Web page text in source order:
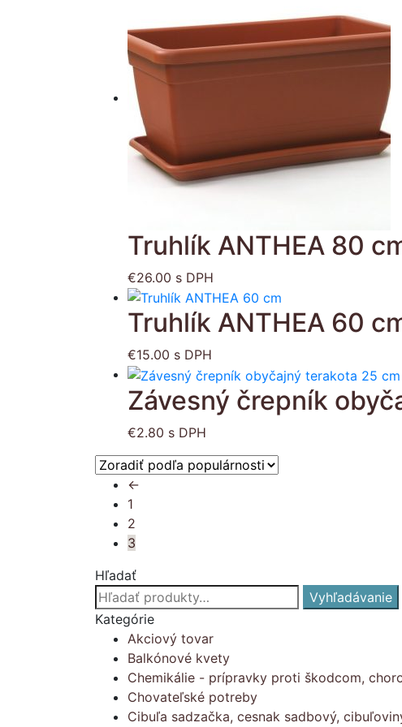
Truhlík ANTHEA 80
€26.00 s DPH
Truhlík ANTHEA 60
€15.00 s DPH
Závesný črepník
€2.80 s DPH
←
1
2
3
Hľadať
Hľadať:
Vyhľadávanie
Kategórie
Akciový tovar
Balkónové kvety
Chemikálie - prípravky proti škodcom,
Chovateľské potreby
Cibuľa sadzačka, cesnak sadbový,